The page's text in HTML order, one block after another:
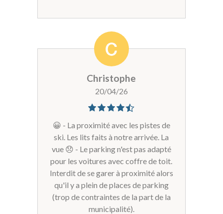
Christophe
20/04/26
😀 - La proximité avec les pistes de
ski. Les lits faits à notre arrivée. La
vue 😞 - Le parking n'est pas adapté
pour les voitures avec coffre de toit.
Interdit de se garer à proximité alors
qu'il y a plein de places de parking
(trop de contraintes de la part de la
municipalité).